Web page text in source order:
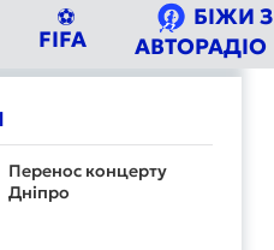
⚽
FIFA
БІЖИ З
АВТОРАДІО
Перенос концерту
Дніпро